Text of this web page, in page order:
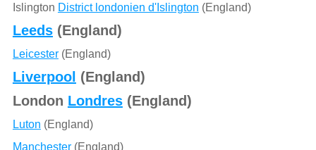
Islington District londonien d'Islington (England)
Leeds(England)
Leicester(England)
Liverpool (England)
London Londres(England)
Luton (England)
Manchester(England)